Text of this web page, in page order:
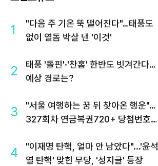
1
"다음 주 기온 뚝 떨어진다"…태풍도
없이 열돔 박살 낸 '이것'
2
태풍 '돌핀'·'찬홈' 한반도 빗겨간다…
예상 경로는?
3
"서울 여행하는 꿈 뒤 찾아온 행운"…
327회차 연금복권720+ 당첨번호조
4
"이재명 탄핵, 얼마 안 남았다"...'윤석
열 탄핵' 맞힌 무당, '성지글' 등장